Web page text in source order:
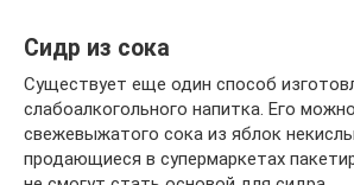
Сидр из сока
Существует еще один способ
слабоалкогольного напитка. Его
свежевыжатого сока из яблок
продающиеся в супермаркетах